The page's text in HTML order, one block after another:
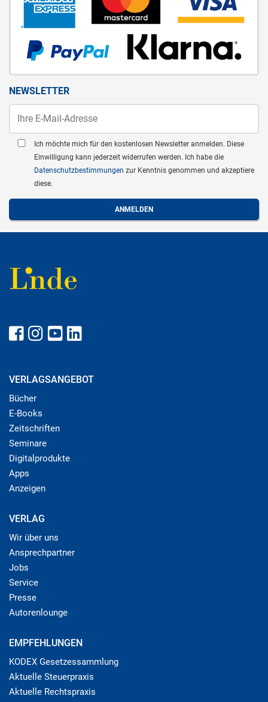
NEWSLETTER
Ich möchte mich für den kostenlosen Newsletter anmelden. Diese
Einwilligung kann jederzeit widerrufen werden. Ich habe die
Datenschutzbestimmungen zur Kenntnis genommen und akzeptiere
diese.
VERLAGSANGEBOT
Bücher
E-Books
Zeitschriften
Seminare
Digitalprodukte
Apps
Anzeigen
VERLAG
Wir über uns
Ansprechpartner
Jobs
Service
Presse
Autorenlounge
EMPFEHLUNGEN
KODEX Gesetzessammlung
Aktuelle Steuerpraxis
Aktuelle Rechtspraxis